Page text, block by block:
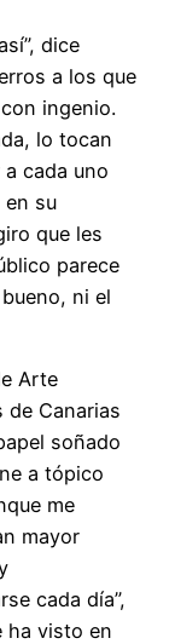
dice
a los que
ingenio.
lo tocan
cada uno
en su
que les
parece
ni el
Arte
de Canarias
soñado
a tópico
me
mayor
cada día”,
ha visto en